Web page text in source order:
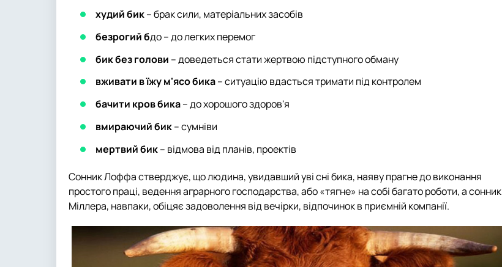
худий бик– брак сили, матеріальних засобів
безрогий бдо – до легких перемог
бик без голови – доведеться стати жертвою підступного обману
вживати в їжу м'ясо бика– ситуацію вдасться тримати під контролем
бачити кров бика– до хорошого здоров'я
вмираючий бик– сумніви
мертвий бик– відмова від планів, проектів
Сонник Лоффа стверджує, що людина, увидавший уві сні бика, наяву прагне до виконання
простого праці, ведення аграрного господарства, або «тягне» на собі багато роботи, а сонник
Міллера, навпаки, обіцяє задоволення від вечірки, відпочинок в приємній компанії.